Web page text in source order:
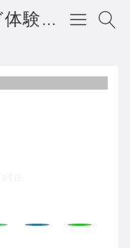
イルチブレインヨガ体験者の声・口コミ・評判